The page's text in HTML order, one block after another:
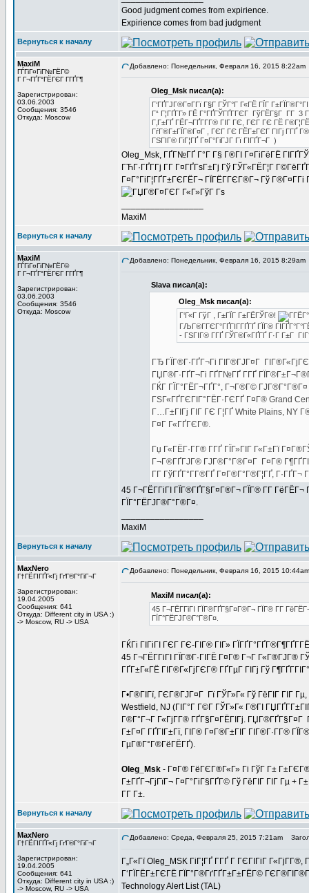
Good judgment comes from expirience.
Expirience comes from bad judgment
Вернуться к началу
MaxiM
ГЃГіГ¤ГіГ№ГЁГ©
Г Г¬ГҐГ°ГЁГЄГ Г­ГҐГ¶
Зарегистрирован:
03.06.2003
Сообщения: 3546
Откуда: Moscow
Добавлено: Понедельник, Февраля 16, 2015 8:22am
Oleg_Msk писал(а):
Г‘ГҐГЈГ®Г¤Г­Гї Г§Г ГЎГ°Г Г«ГЁ ГЇГ
Г“ Г¦ГҐГ­Г» ГЁ Г°ГҐГЎГҐГ­ГЄГ ГўГЁГ§Г Г­Г 3
Г‚Г±ГҐ ГЁГ¬ГҐГ­Г­Г® ГІГ ГЄ, ГЄГ ГЄ ГЁ
ГѓГ®Г±ГЇГ®Г¤Г , ГЄГ ГЄ ГЁГ±ГЄГ ГІГј Г­ГҐ
ГЅГІГ® ГіГ¦ГҐ Г¤Г°ГіГЈГ Гї ГІГҐГ¬Г )
Oleg_Msk, ГҐГ№ГҐ Г°Г Г§ Г®ГІ Г¤ГіГёГЁ
ГЋГ·ГҐГ­Гј Г­Г Г¤ГҐГѕГ±Гј Гў ГЎГ«ГЁГ¦Г
Г¤Г°ГіГ¦ГҐГ±ГЄГЁГ¬ ГЇГЁГ­ГЄГ®Г¬ Гў Г®Г¤Г­Гі
MaxiM
Вернуться к началу
MaxiM
ГЃГіГ¤ГіГ№ГЁГ©
Г Г¬ГҐГ°ГЁГЄГ Г­ГҐГ¶
Зарегистрирован:
03.06.2003
Сообщения: 3546
Откуда: Moscow
Добавлено: Понедельник, Февраля 16, 2015 8:29am
Slava писал(а):
Oleg_Msk писал(а):
Г‘Г«Г ГўГ , Г±ГЇГ Г±ГЁГЎГ®!
ГЉГ®Г­ГЄГ°ГҐГІГ­ГҐГҐ ГЇГ®
- ГЅГІГ® Г­ГҐ ГЎГ®Г«ГҐГҐ Г·Г Г±Г
ГЂ ГЇГ®Г·ГҐГ¬Гі ГІГ®ГЈГ¤Г
ГЏГ®Г·ГҐГ¬Гі ГҐГ№ГҐ Г­ГҐ
ГЌГ ГЇГ°ГЁГ¬ГҐГ°, Г¬Г®Г©
ГЅГ«ГҐГЄГІГ°ГЁГ·ГЄГҐ Г¤Г® Grand
Г…Г±ГІГј ГІГ ГЄ Г¦ГҐ White Plains, NY
Г¤Г Г«ГҐГЄГ®.
Гџ Г«ГЁГ·Г­Г® Г­ГҐ ГЇГ»ГІГ Г«Г±Гї
Г¬Г®ГҐГЈГ® ГЈГ®Г°Г®Г¤Г Г¤Г®
Г­Г ГўГҐГ°Г­Г®ГҐ Г¤Г®Г°Г®Г¦ГҐ,
45 Г¬ГЁГ­ГіГІ ГЇГ®ГҐГ§Г¤Г®Г¬ ГЇГ® Г­Г
ГЇГ°ГЁГЈГ®Г°Г®Г¤.
MaxiM
Вернуться к началу
MaxNero
Г†ГЁГІГҐГ«Гј ГґГ®Г°ГіГ¬Г
Зарегистрирован:
19.04.2005
Сообщения: 641
Откуда: Different city in USA :)
-> Moscow, RU -> USA
Добавлено: Понедельник, Февраля 16, 2015 10:44am
MaxiM писал(а):
45 Г¬ГЁГ­ГіГІ ГЇГ®ГҐГ§Г¤Г®Г¬ ГЇГ® Г­Г
ГЇГ°ГЁГЈГ®Г°Г®Г¤.
ГЌГі ГІГіГІ ГЄГ ГЄ-ГІГ® ГІГ»
45 Г¬ГЁГ­ГіГІ ГЇГ®Г·ГІГЁ Г¤Г® Г¬Г Г«Г®ГЈГ®
ГҐГ±Г«ГЁ ГІГ®Г«ГјГЄГ® ГҐГµГ ГІГј Гў
Г•Г®ГІГї, ГЄГ®ГЈГ¤Г Гї ГЎГ»Г« Гў ГёГІГ ГІГ
Westfield, NJ (ГІГ°Г Г©Г­ ГЎГ»Г« Г®ГІ
Г®Г°Г¬Г Г«ГјГ­Г® ГҐГ§Г¤ГЁГІГј. ГЏГ®ГҐГ§Г¤Г
Г±Г¤Г ГҐГІГ±Гї, ГІГ® Г¤Г®Г±ГІГ ГІГ®Г·Г­Г®
ГµГ®Г°Г®ГёГЁГҐ).
Oleg_Msk - Г¤Г® ГёГЄГ®Г«Г» Гі ГўГ Г±
Г±ГҐГ¬ГјГїГ¬ Г¤Г°ГіГ§ГҐГ© Гў ГёГІГ ГІГ Гµ +
Г­Г Г±.
Вернуться к началу
MaxNero
Г†ГЁГІГҐГ«Гј ГґГ®Г°ГіГ¬Г
Зарегистрирован:
19.04.2005
Сообщения: 641
Откуда: Different city in USA :)
-> Moscow, RU -> USA
Добавлено: Среда, Февраля 25, 2015 7:21am
Г„Г«Гї Oleg_MSK ГіГ¦ГҐ Г­ГҐ Г ГЄГІГіГ
Г‘ГЇГЁГ±ГЄГЁ ГЇГ°Г®ГґГҐГ±Г±ГЁГ©
Technology Alert List (TAL)